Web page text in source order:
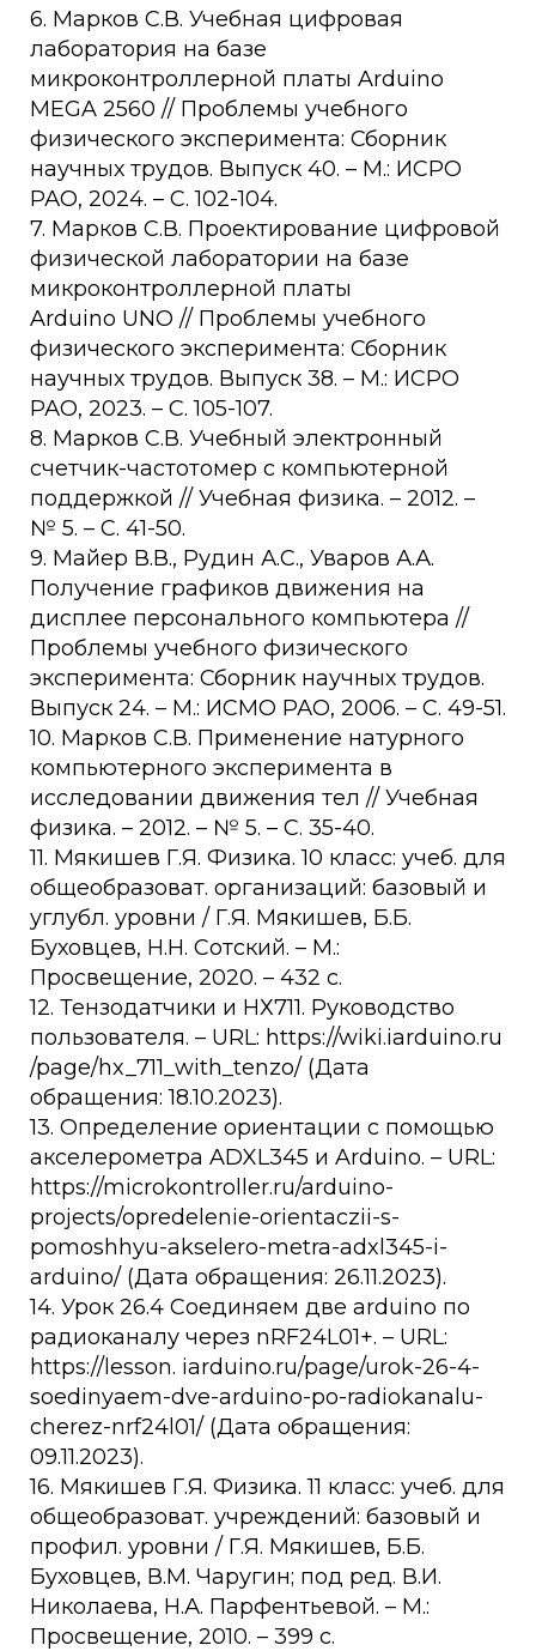
6. Марков С.В. Учебная цифровая
лаборатория на базе
микроконтроллерной платы Arduino
MEGA 2560 // Проблемы учебного
физического эксперимента: Сборник
научных трудов. Выпуск 40. – М.: ИСРО
РАО, 2024. – С. 102-104.
7. Марков С.В. Проектирование цифровой
физической лаборатории на базе
микроконтроллерной платы
Arduino UNO // Проблемы учебного
физического эксперимента: Сборник
научных трудов. Выпуск 38. – М.: ИСРО
РАО, 2023. – С. 105-107.
8. Марков С.В. Учебный электронный
счетчик-частотомер с компьютерной
поддержкой // Учебная физика. – 2012. –
№ 5. – С. 41-50.
9. Майер В.В., Рудин А.С., Уваров А.А.
Получение графиков движения на
дисплее персонального компьютера //
Проблемы учебного физического
эксперимента: Сборник научных трудов.
Выпуск 24. – М.: ИСМО РАО, 2006. – С. 49-51.
10. Марков С.В. Применение натурного
компьютерного эксперимента в
исследовании движения тел // Учебная
физика. – 2012. – № 5. – С. 35-40.
11. Мякишев Г.Я. Физика. 10 класс: учеб. для
общеобразоват. организаций: базовый и
углубл. уровни / Г.Я. Мякишев, Б.Б.
Буховцев, Н.Н. Сотский. – М.:
Просвещение, 2020. – 432 с.
12. Тензодатчики и НХ711. Руководство
пользователя. – URL: https://wiki.iarduino.ru
/page/hx_711_with_tenzo/ (Дата
обращения: 18.10.2023).
13. Определение ориентации с помощью
акселерометра ADXL345 и Arduino. – URL:
https://microkontroller.ru/arduino-
projects/opredelenie-orientaczii-s-
pomoshhyu-akselero-metra-adxl345-i-
arduino/ (Дата обращения: 26.11.2023).
14. Урок 26.4 Соединяем две arduino по
радиоканалу через nRF24L01+. – URL:
https://lesson. iarduino.ru/page/urok-26-4-
soedinyaem-dve-arduino-po-radiokanalu-
cherez-nrf24l01/ (Дата обращения:
09.11.2023).
16. Мякишев Г.Я. Физика. 11 класс: учеб. для
общеобразоват. учреждений: базовый и
профил. уровни / Г.Я. Мякишев, Б.Б.
Буховцев, В.М. Чаругин; под ред. В.И.
Николаева, Н.А. Парфентьевой. – М.:
Просвещение, 2010. – 399 с.